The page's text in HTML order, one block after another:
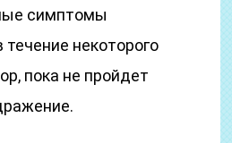
симптомы
некоторого
пока не пройдет